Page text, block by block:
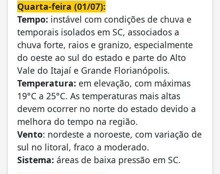
Quarta-feira (01/07):
Tempo: instável com condições de chuva e
temporais isolados em SC, associados a
chuva forte, raios e granizo, especialmente
do oeste ao sul do estado e parte do Alto
Vale do Itajaí e Grande Florianópolis.
Temperatura: em elevação, com máximas
19°C a 25°C. As temperaturas mais altas
devem ocorrer no norte do estado devido a
melhora do tempo na região.
Vento: nordeste a noroeste, com variação de
sul no litoral, fraco a moderado.
Sistema: áreas de baixa pressão em SC.